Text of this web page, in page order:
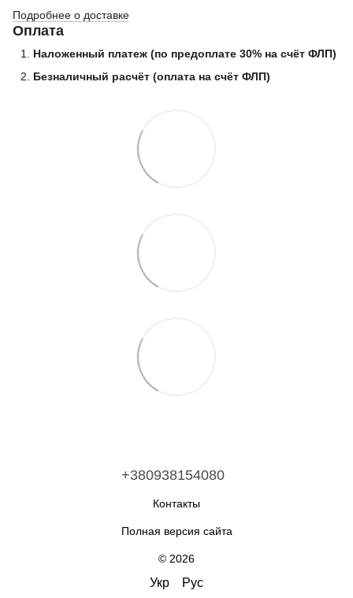
Подробнее о доставке
Оплата
Наложенный платеж (по предоплате 30% на счёт ФЛП)
Безналичный расчёт (оплата на счёт ФЛП)
+380938154080
Контакты
Полная версия сайта
© 2026
Укр Рус